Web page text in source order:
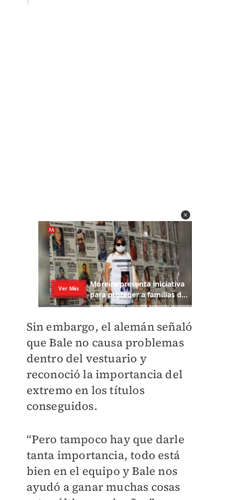
Sin embargo, el alemán señaló
que Bale no causa problemas
dentro del vestuario y
reconoció la importancia del
extremo en los títulos
conseguidos.
“Pero tampoco hay que darle
tanta importancia, todo está
bien en el equipo y Bale nos
ayudó a ganar muchas cosas